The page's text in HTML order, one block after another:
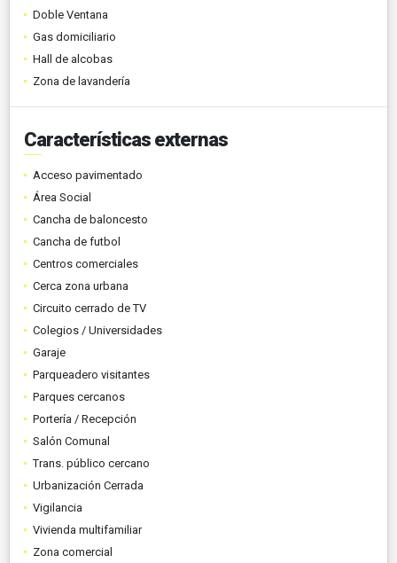
Doble Ventana
Gas domiciliario
Hall de alcobas
Zona de lavandería
Características externas
Acceso pavimentado
Área Social
Cancha de baloncesto
Cancha de futbol
Centros comerciales
Cerca zona urbana
Circuito cerrado de TV
Colegios / Universidades
Garaje
Parqueadero visitantes
Parques cercanos
Portería / Recepción
Salón Comunal
Trans. público cercano
Urbanización Cerrada
Vigilancia
Vivienda multifamiliar
Zona comercial